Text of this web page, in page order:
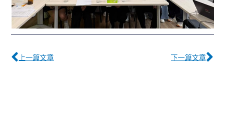
Prev
上一篇文章 下一篇文章
下